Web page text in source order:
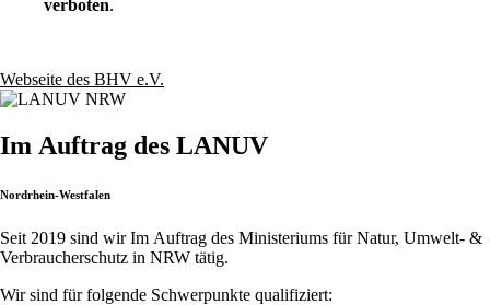
verboten.
Webseite des BHV e.V.
Im Auftrag des LANUV
Nordrhein-Westfalen
Seit 2019 sind wir Im Auftrag des Ministeriums für Natur, Umwelt- &
Verbraucherschutz in NRW tätig.
Wir sind für folgende Schwerpunkte qualifiziert: